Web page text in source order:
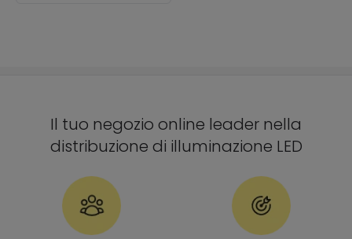
Il tuo negozio online leader nella
distribuzione di illuminazione LED